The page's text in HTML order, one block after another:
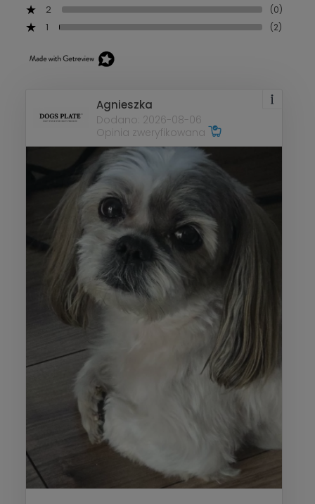
2 (0)
1 (2)
Agnieszka
Dodano: 2026-08-06
Opinia zweryfikowana